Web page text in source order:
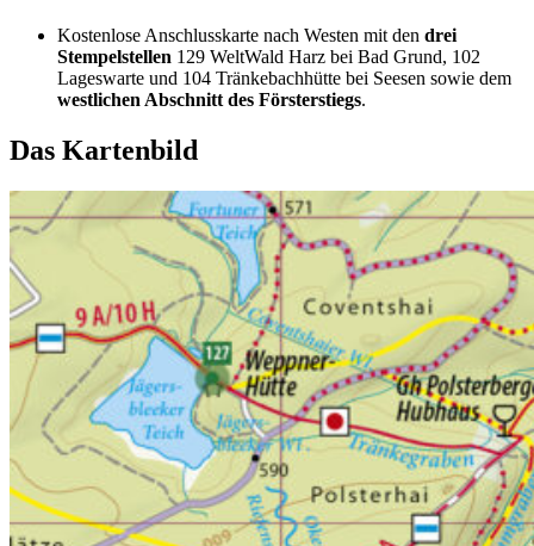
Kostenlose Anschlusskarte nach Westen mit den drei
Stempelstellen 129 WeltWald Harz bei Bad Grund, 102
Lageswarte und 104 Tränkebachhütte bei Seesen sowie dem
westlichen Abschnitt des Försterstiegs.
Das Kartenbild